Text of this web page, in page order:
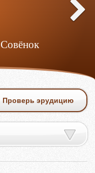
Проверь эрудицию